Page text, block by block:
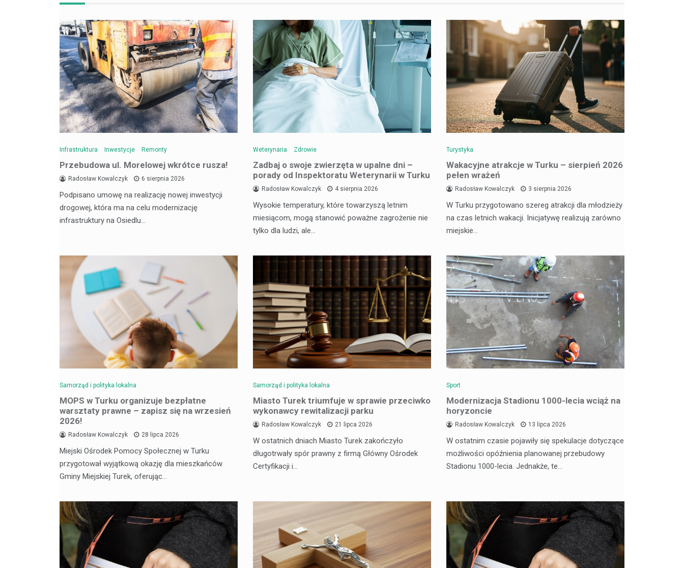
Infrastruktura Inwestycje Remonty
Przebudowa ul. Morelowej wkrótce rusza!
Radosław Kowalczyk 6 sierpnia 2026
Podpisano umowę na realizację nowej inwestycji
drogowej, która ma na celu modernizację
infrastruktury na Osiedlu…
Weterynaria Zdrowie
Zadbaj o swoje zwierzęta w upalne dni –
porady od Inspektoratu Weterynarii w Turku
Radosław Kowalczyk 4 sierpnia 2026
Wysokie temperatury, które towarzyszą letnim
miesiącom, mogą stanowić poważne zagrożenie nie
tylko dla ludzi, ale…
Turystyka
Wakacyjne atrakcje w Turku – sierpień 2026
pełen wrażeń
Radosław Kowalczyk 3 sierpnia 2026
W Turku przygotowano szereg atrakcji dla młodzieży
na czas letnich wakacji. Inicjatywę realizują zarówno
miejskie…
Samorząd i polityka lokalna
MOPS w Turku organizuje bezpłatne
warsztaty prawne – zapisz się na wrzesień
2026!
Radosław Kowalczyk 28 lipca 2026
Miejski Ośrodek Pomocy Społecznej w Turku
przygotował wyjątkową okazję dla mieszkańców
Gminy Miejskiej Turek, oferując…
Samorząd i polityka lokalna
Miasto Turek triumfuje w sprawie przeciwko
wykonawcy rewitalizacji parku
Radosław Kowalczyk 21 lipca 2026
W ostatnich dniach Miasto Turek zakończyło
długotrwały spór prawny z firmą Główny Ośrodek
Certyfikacji i…
Sport
Modernizacja Stadionu 1000-lecia wciąż na
horyzoncie
Radosław Kowalczyk 13 lipca 2026
W ostatnim czasie pojawiły się spekulacje dotyczące
możliwości opóźnienia planowanej przebudowy
Stadionu 1000-lecia. Jednakże, te…